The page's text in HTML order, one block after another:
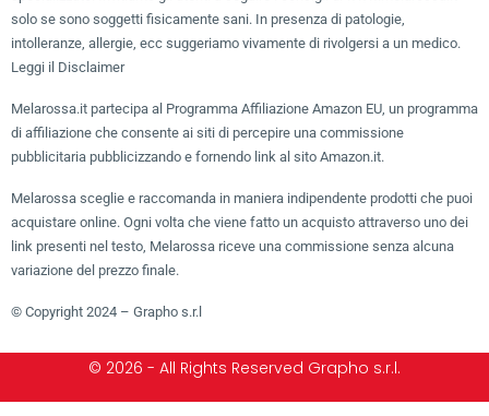
solo se sono soggetti fisicamente sani. In presenza di patologie,
intolleranze, allergie, ecc suggeriamo vivamente di rivolgersi a un medico.
Leggi il Disclaimer
Melarossa.it partecipa al Programma Affiliazione Amazon EU, un programma
di affiliazione che consente ai siti di percepire una commissione
pubblicitaria pubblicizzando e fornendo link al sito Amazon.it.
Melarossa sceglie e raccomanda in maniera indipendente prodotti che puoi
acquistare online. Ogni volta che viene fatto un acquisto attraverso uno dei
link presenti nel testo, Melarossa riceve una commissione senza alcuna
variazione del prezzo finale.
© Copyright 2024 – Grapho s.r.l
© 2026 - All Rights Reserved Grapho s.r.l.